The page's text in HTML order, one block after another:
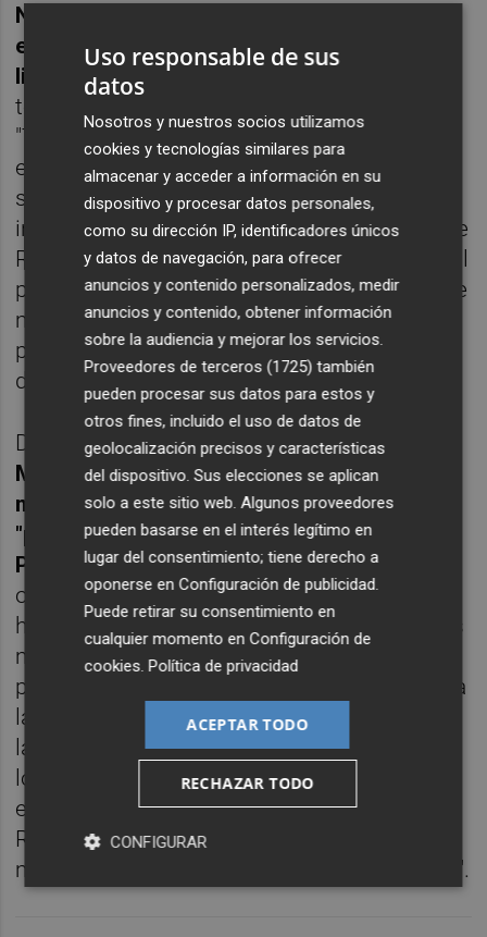
Negocio de Oncología de PharmaMar, ha
expresado su satisfacción por haber
licenciado Yondelis a R-Pharm
territorio CEI y el mercado de Georgia.
"Trabectedina ya está reconocido como un
estándar mundial de tratamiento para el
sarcoma de tejidos blandos y vemos que la
infraestructura y las capacidades internas de
R-Pharm desempeñan un papel fundamental
para ayudarnos a maximizar el acceso a este
medicamento único para el mayor número
posible de pacientes con sarcoma y cáncer
de ovario en estos territorios", ha señalado.
De su lado,Anastasia Batrak, VP de
Marketing Estratégico de R-Pharm se ha
mostrado encantada de anunciar esta
"prometedora" colaboración con
PharmaMar, que va en consonancia con los
objetivos estratégicos de R-Pharm, a saber,
hacer que el tratamiento con medicamentos
modernos y eficaces sea lo más accesible
posible para los pacientes. Gracias a nuestra
larga y exitosa experiencia de trabajo en CEI,
las capacidades de producción, el sistema
logístico y la cobertura de territorio,
esperamos garantizar que los pacientes de
Rusia, CEI y Georgia reciban Yondelis con
mayor rapidez y en las mejores condiciones".
Uso responsable de sus
datos
Nosotros y nuestros socios utilizamos
cookies y tecnologías similares para
almacenar y acceder a información en su
dispositivo y procesar datos personales,
como su dirección IP, identificadores únicos
y datos de navegación, para ofrecer
anuncios y contenido personalizados, medir
anuncios y contenido, obtener información
sobre la audiencia y mejorar los servicios.
Proveedores de terceros (1725) también
pueden procesar sus datos para estos y
otros fines, incluido el uso de datos de
geolocalización precisos y características
del dispositivo. Sus elecciones se aplican
solo a este sitio web. Algunos proveedores
pueden basarse en el interés legítimo en
lugar del consentimiento; tiene derecho a
oponerse enConfiguración de publicidad.
Puede retirar su consentimiento en
cualquier momento enConfiguración de
cookies.Política de privacidad
ACEPTAR TODO
RECHAZAR TODO
CONFIGURAR